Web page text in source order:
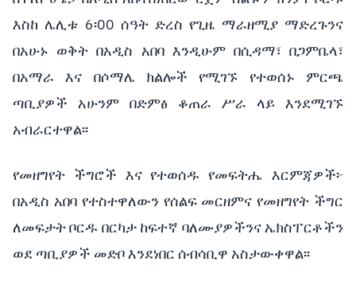
እስከ ሌሊቱ 6፡00 ሰዓት ድረስ የጊዜ ማራዘሚያ ማድረጉንና
በአሁኑ ወቅት በአዲስ አበባ እንዲሁም በሲዳማ፣ በጋምቤላ፣
በአማራ
እና በሶማሌ ክልሎች የሚገኙ የተወሰኑ
ምርጫ
ጣቢያዎች
አሁንም በድምፅ ቆጠራ ሥራ ላይ
እንደሚገኙ
አብራርተዋል፡፡
የመዘግየት ችግሮች እና የተወሰዱ የመፍትሔ
እርምጃዎች፦
በአዲስ አበባ የተስተዋለውን የሰልፍ መርዘምና የመዘግየት ችግር
ለመፍታት ቦርዱ በርካታ ከፍተኛ ባለሙያዎችንና ኤክስፐርቶችን
ወደ ጣቢያዎች መድቦ እንደነበር ሰብሳቢዋ አስታውቀዋል፡፡